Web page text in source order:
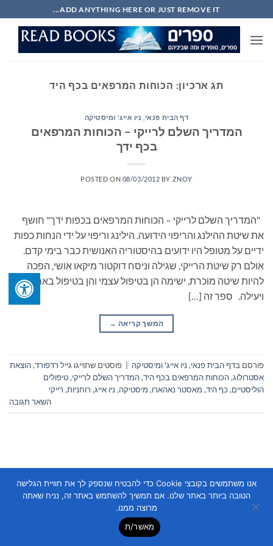
to
content
ADD ANYTHING HERE OR JUST REMOVE IT...
תג ארכיון: הכוחות המרפאים בכף היד
דף הבית פנאי ניו אייג' ומיסטיקה
המדריך השלם לרייקי – הכוחות המרפאים
בכף ידך
POSTED ON 08/03/2012 BY ZNOY
"המדריך השלם לרייקי – הכוחות המרפאים בכפות ידך" חושף
את שיטת ההילנג והריפוי הידועה. הילינג וריפוי על ידי הנחות כפות
ידיים על מטופל היו ידועים בהיסטוריה האנושית כבר בימי קדם.
אולם רק שיטת הרייקי, שגילה וניסח דוקטור מיקאו אושי, הפכה
להיות שיטה מוכרת, ישימה הן בטיפול עצמי והן בטיפול באחרים…
ויעילה. ספר זה […]
המשך קריאה →
פורסם בדף הבית פנאי, ניו אייג' ומיסטיקה פוסטים שתוייגו גייל רדפורד,הוצאת
אסטרולוג,הכוחות המרפאים בכף היד,המדריך השלם לרייקי,טיפולים
הוליסטיים, כף היד, מאסטר נאהארו, מיסטיקה, ניו אייג, רוחניות, רייקי
השאר תגובה
Copyright 2026 ©Flatsome Theme
אנו משתמשים בקובצי Cookie כדי להבטיח שנספק לך את חוויית הגלישה
הטובה ביותר באתר שלנו. אם תמשיך להשתמש באתר זה, נניח שאתה
מרוצה ממנו.
מאשר/ת